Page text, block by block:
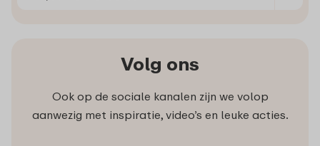
Volg ons
Ook op de sociale kanalen zijn we volop
aanwezig met inspiratie, video’s en leuke acties.